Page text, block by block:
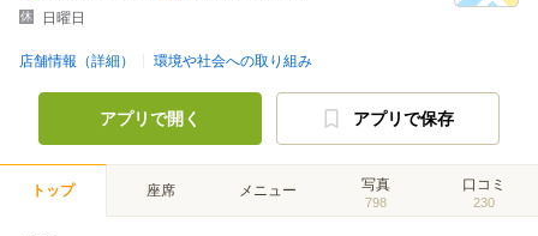
日曜日
店舗情報（詳細） 環境や社会への取り組み
アプリで開く アプリで保存
トップ 座席 メニュー 写真
798
口コミ
230